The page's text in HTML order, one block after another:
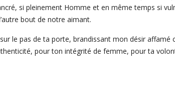
si pleinement Homme et en même temps si
bout de notre aimant.
le pas de ta porte, brandissant mon désir
pour ton intégrité de femme, pour ta